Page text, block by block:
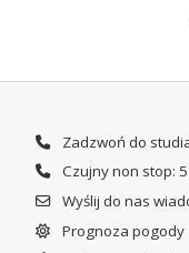
Zadzwoń do
Czujny non stop:
Wyślij do nas
Prognoza pogody